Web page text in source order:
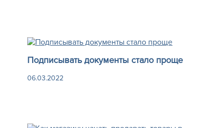
Подписывать документы стало проще
06.03.2022